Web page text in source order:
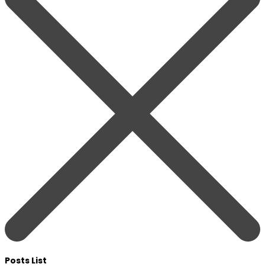
Posts List